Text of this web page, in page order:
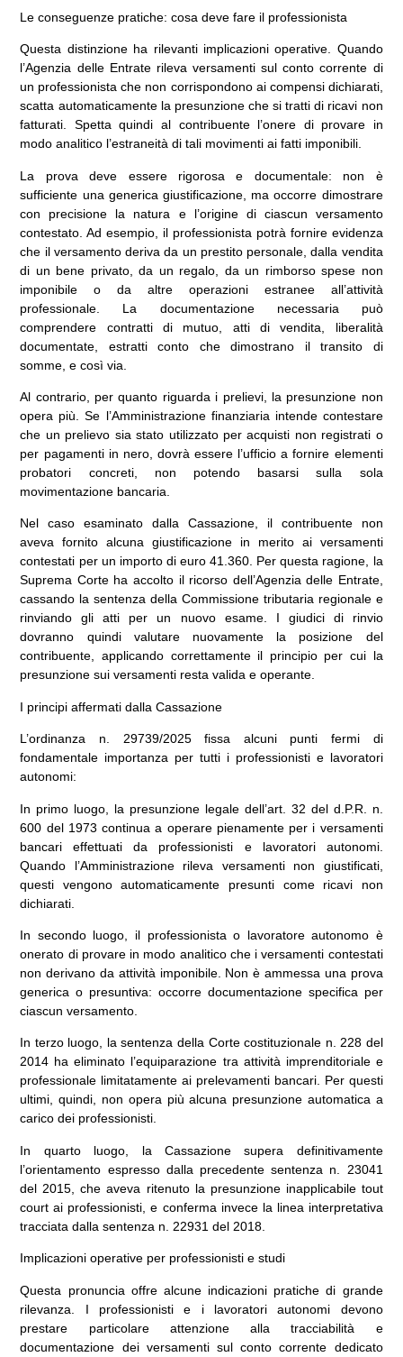
Le conseguenze pratiche: cosa deve fare il professionista
Questa distinzione ha rilevanti implicazioni operative. Quando
l’Agenzia delle Entrate rileva versamenti sul conto corrente di
un professionista che non corrispondono ai compensi dichiarati,
scatta automaticamente la presunzione che si tratti di ricavi non
fatturati. Spetta quindi al contribuente l’onere di provare in
modo analitico l’estraneità di tali movimenti ai fatti imponibili.
La prova deve essere rigorosa e documentale: non è
sufficiente una generica giustificazione, ma occorre dimostrare
con precisione la natura e l’origine di ciascun versamento
contestato. Ad esempio, il professionista potrà fornire evidenza
che il versamento deriva da un prestito personale, dalla vendita
di un bene privato, da un regalo, da un rimborso spese non
imponibile o da altre operazioni estranee all’attività
professionale. La documentazione necessaria può
comprendere contratti di mutuo, atti di vendita, liberalità
documentate, estratti conto che dimostrano il transito di
somme, e così via.
Al contrario, per quanto riguarda i prelievi, la presunzione non
opera più. Se l’Amministrazione finanziaria intende contestare
che un prelievo sia stato utilizzato per acquisti non registrati o
per pagamenti in nero, dovrà essere l’ufficio a fornire elementi
probatori concreti, non potendo basarsi sulla sola
movimentazione bancaria.
Nel caso esaminato dalla Cassazione, il contribuente non
aveva fornito alcuna giustificazione in merito ai versamenti
contestati per un importo di euro 41.360. Per questa ragione, la
Suprema Corte ha accolto il ricorso dell’Agenzia delle Entrate,
cassando la sentenza della Commissione tributaria regionale e
rinviando gli atti per un nuovo esame. I giudici di rinvio
dovranno quindi valutare nuovamente la posizione del
contribuente, applicando correttamente il principio per cui la
presunzione sui versamenti resta valida e operante.
I principi affermati dalla Cassazione
L’ordinanza n. 29739/2025 fissa alcuni punti fermi di
fondamentale importanza per tutti i professionisti e lavoratori
autonomi:
In primo luogo, la presunzione legale dell’art. 32 del d.P.R. n.
600 del 1973 continua a operare pienamente per i versamenti
bancari effettuati da professionisti e lavoratori autonomi.
Quando l’Amministrazione rileva versamenti non giustificati,
questi vengono automaticamente presunti come ricavi non
dichiarati.
In secondo luogo, il professionista o lavoratore autonomo è
onerato di provare in modo analitico che i versamenti contestati
non derivano da attività imponibile. Non è ammessa una prova
generica o presuntiva: occorre documentazione specifica per
ciascun versamento.
In terzo luogo, la sentenza della Corte costituzionale n. 228 del
2014 ha eliminato l’equiparazione tra attività imprenditoriale e
professionale limitatamente ai prelevamenti bancari. Per questi
ultimi, quindi, non opera più alcuna presunzione automatica a
carico dei professionisti.
In quarto luogo, la Cassazione supera definitivamente
l’orientamento espresso dalla precedente sentenza n. 23041
del 2015, che aveva ritenuto la presunzione inapplicabile tout
court ai professionisti, e conferma invece la linea interpretativa
tracciata dalla sentenza n. 22931 del 2018.
Implicazioni operative per professionisti e studi
Questa pronuncia offre alcune indicazioni pratiche di grande
rilevanza. I professionisti e i lavoratori autonomi devono
prestare particolare attenzione alla tracciabilità e
documentazione dei versamenti sul conto corrente dedicato